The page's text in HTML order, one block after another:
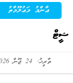
ޢާންމު މަޢުލޫމާތު
ޝީޓް
ތާރީޚު: 24 ޖޫން 2026